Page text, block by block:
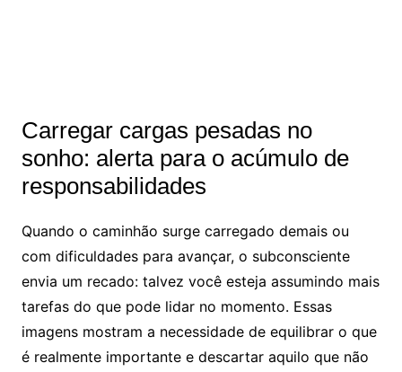
Carregar cargas pesadas no
sonho: alerta para o acúmulo de
responsabilidades
Quando o caminhão surge carregado demais ou
com dificuldades para avançar, o subconsciente
envia um recado: talvez você esteja assumindo mais
tarefas do que pode lidar no momento. Essas
imagens mostram a necessidade de equilibrar o que
é realmente importante e descartar aquilo que não